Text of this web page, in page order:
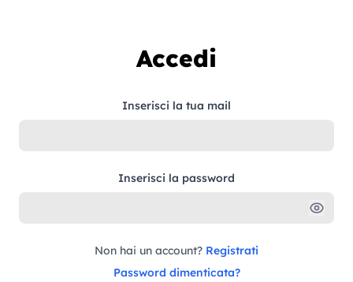
Accedi
Inserisci la tua mail
Inserisci la password
Non hai un account? Registrati
Password dimenticata?